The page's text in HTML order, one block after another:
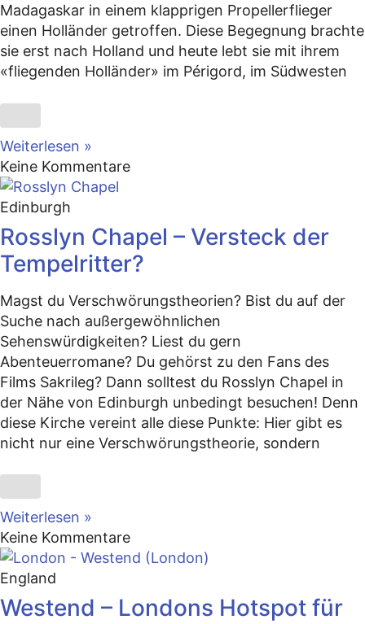
Madagaskar in einem klapprigen Propellerflieger
einen Holländer getroffen. Diese Begegnung brachte
sie erst nach Holland und heute lebt sie mit ihrem
«fliegenden Holländer» im Périgord, im Südwesten
Weiterlesen »
Keine Kommentare
Edinburgh
Rosslyn Chapel – Versteck der
Tempelritter?
Magst du Verschwörungstheorien? Bist du auf der
Suche nach außergewöhnlichen
Sehenswürdigkeiten? Liest du gern
Abenteuerromane? Du gehörst zu den Fans des
Films Sakrileg? Dann solltest du Rosslyn Chapel in
der Nähe von Edinburgh unbedingt besuchen! Denn
diese Kirche vereint alle diese Punkte: Hier gibt es
nicht nur eine Verschwörungstheorie, sondern
Weiterlesen »
Keine Kommentare
England
Westend – Londons Hotspot für